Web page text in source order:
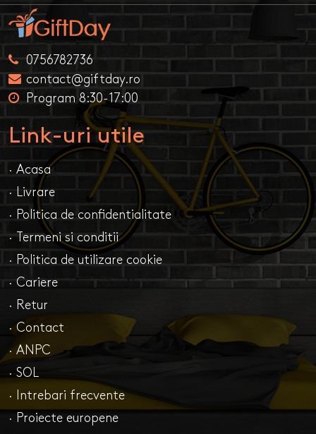
0756782736
contact@giftday.ro
Program 8:30-17:00
Link-uri utile
· Acasa
· Livrare
· Politica de confidentialitate
· Termeni si conditii
· Politica de utilizare cookie
· Cariere
· Retur
· Contact
· ANPC
· SOL
· Intrebari frecvente
· Proiecte europene